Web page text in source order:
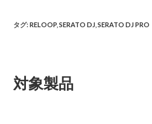
タグ:RELOOP SERATO DJ SERATO DJ PRO
対象製品